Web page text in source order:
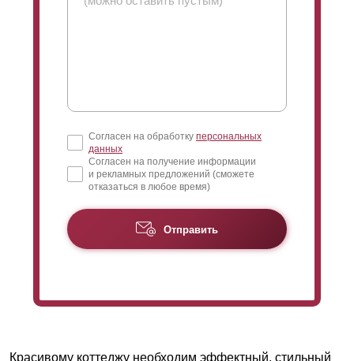
Согласен на обработку персональных
данных
Согласен на получение информации
и рекламных предложений (сможете
отказаться в любое время)
Отправить
Красивому коттеджу необходим эффектный, стильный